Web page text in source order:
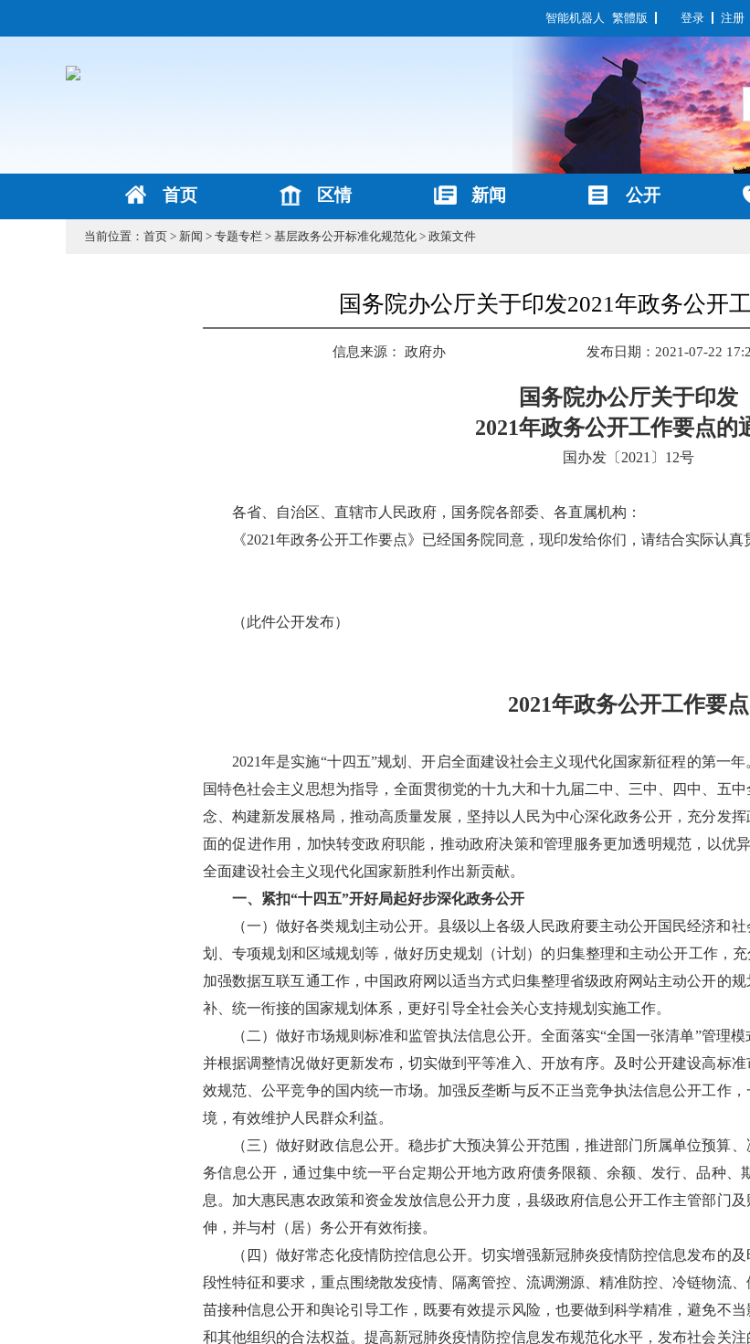
智能机器人 繁體版 登录 注册
首页 区情 新闻 公开
当前位置： 首页 > 新闻 > 专题专栏 > 基层政务公开标准化规范化 > 政策文件
国务院办公厅关于印发2021年政务公开
信息来源： 政府办 发布日期：2021-07-22
国务院办公厅关于印发
2021年政务公开工作要点的
国办发〔2021〕12号
各省、自治区、直辖市人民政府，国务院各部委、各直属机构：
《2021年政务公开工作要点》已经国务院同意，现印发给你们，请结合实际认真
（此件公开发布）
2021年政务公开工作要点
2021年是实施“十四五”规划、开启全面建设社会主义现代化国家新征程的第一
国特色社会主义思想为指导，全面贯彻党的十九大和十九届二中、三中、四中、五
念、构建新发展格局，推动高质量发展，坚持以人民为中心深化政务公开，充分发
面的促进作用，加快转变政府职能，推动政府决策和管理服务更加透明规范，以优
全面建设社会主义现代化国家新胜利作出新贡献。
一、紧扣“十四五”开好局起好步深化政务公开
（一）做好各类规划主动公开。县级以上各级人民政府要主动公开国民经济和
划、专项规划和区域规划等，做好历史规划（计划）的归集整理和主动公开工作，充
加强数据互联互通工作，中国政府网以适当方式归集整理省级政府网站主动公开的
补、统一衔接的国家规划体系，更好引导全社会关心支持规划实施工作。
（二）做好市场规则标准和监管执法信息公开。全面落实“全国一张清单”管理
并根据调整情况做好更新发布，切实做到平等准入、开放有序。及时公开建设高标
效规范、公平竞争的国内统一市场。加强反垄断与反不正当竞争执法信息公开工作
境，有效维护人民群众利益。
（三）做好财政信息公开。 稳步扩大预决算公开范围，推进部门所属单位预算
务信息公开，通过集中统一平台定期公开地方政府债务限额、余额、发行、品种
息。加大惠民惠农政策和资金发放信息公开力度，县级政府信息公开工作主管部门
伸，并与村（居）务公开有效衔接。
（四）做好常态化疫情防控信息公开。切实增强新冠肺炎疫情防控信息发布的
段性特征和要求，重点围绕散发疫情、隔离管控、流调溯源、精准防控、冷链物流
苗接种信息公开和舆论引导工作，既要有效提示风险，也要做到科学精准，避免不
和其他组织的合法权益。提高新冠肺炎疫情防控信息发布规范化水平，发布社会关